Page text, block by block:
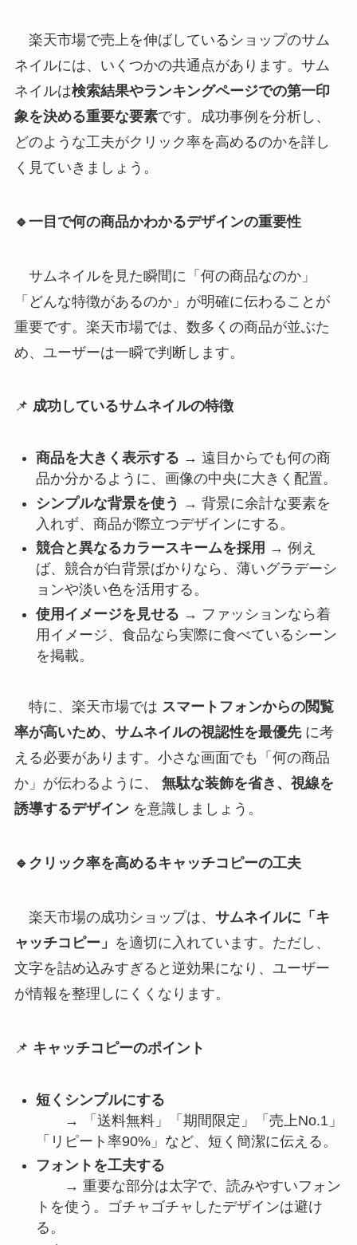
楽天市場で売上を伸ばしているショップのサム
ネイルには、いくつかの共通点があります。サム
ネイルは検索結果やランキングページでの第一印
象を決める重要な要素です。成功事例を分析し、
どのような工夫がクリック率を高めるのかを詳し
く見ていきましょう。
🔹一目で何の商品かわかるデザインの重要性
サムネイルを見た瞬間に「何の商品なのか」
「どんな特徴があるのか」が明確に伝わることが
重要です。楽天市場では、数多くの商品が並ぶた
め、ユーザーは一瞬で判断します。
📌 成功しているサムネイルの特徴
商品を大きく表示する → 遠目からでも何の商
品か分かるように、画像の中央に大きく配置。
シンプルな背景を使う → 背景に余計な要素を
入れず、商品が際立つデザインにする。
競合と異なるカラースキームを採用 → 例え
ば、競合が白背景ばかりなら、薄いグラデーシ
ョンや淡い色を活用する。
使用イメージを見せる → ファッションなら着
用イメージ、食品なら実際に食べているシーン
を掲載。
特に、楽天市場では スマートフォンからの閲覧
率が高いため、サムネイルの視認性を最優先に考
える必要があります。小さな画面でも「何の商品
か」が伝わるように、 無駄な装飾を省き、視線を
誘導するデザインを意識しましょう。
🔹クリック率を高めるキャッチコピーの工夫
楽天市場の成功ショップは、 サムネイルに「キ
ャッチコピー」 を適切に入れています。ただし、
文字を詰め込みすぎると逆効果になり、ユーザー
が情報を整理しにくくなります。
📌 キャッチコピーのポイント
短くシンプルにする
→ 「送料無料」「期間限定」「売上No.1」
「リピート率90%」など、短く簡潔に伝える。
フォントを工夫する
→ 重要な部分は太字で、読みやすいフォン
トを使う。ゴチャゴチャしたデザインは避け
る。